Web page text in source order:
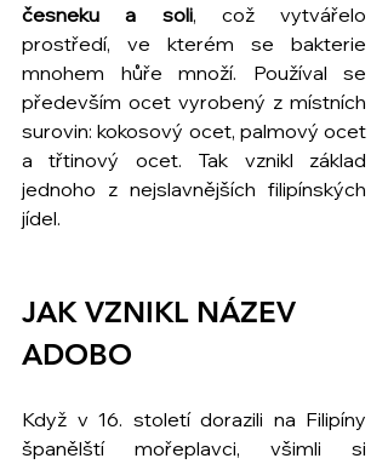
česneku a soli, což vytvářelo
prostředí, ve kterém se bakterie
mnohem hůře množí. Používal se
především ocet vyrobený z místních
surovin: kokosový ocet, palmový ocet
a třtinový ocet. Tak vznikl základ
jednoho z nejslavnějších filipínských
jídel.
JAK VZNIKL NÁZEV
ADOBO
Když v 16. století dorazili na Filipíny
španělští mořeplavci, všimli si